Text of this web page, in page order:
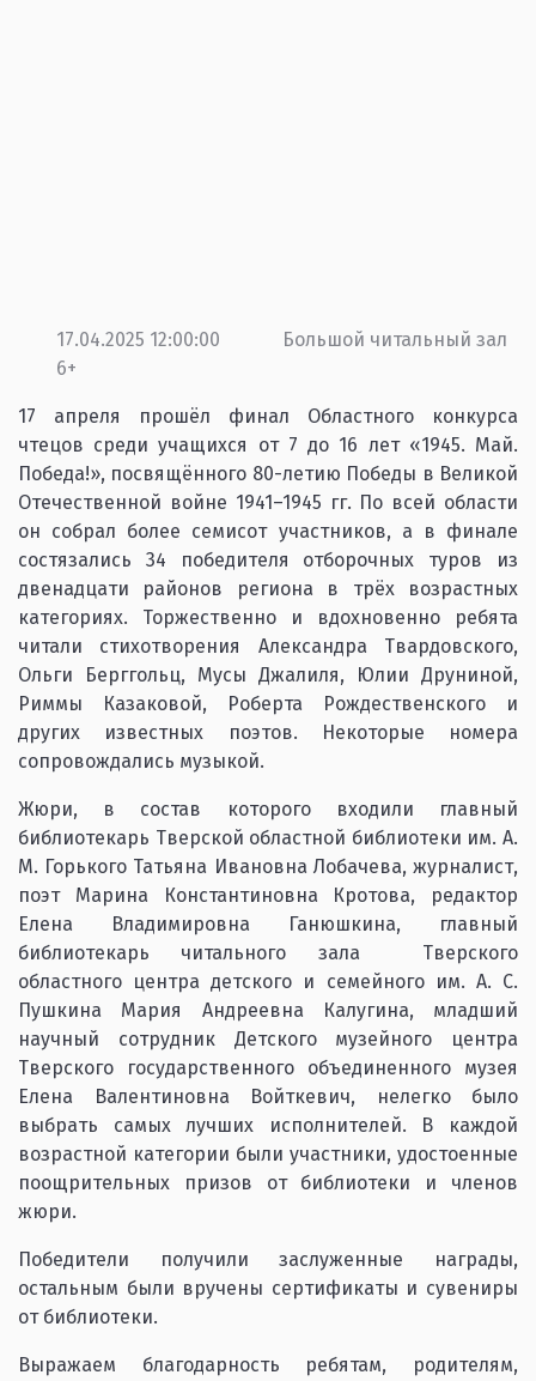
17.04.2025 12:00:00
Большой читальный зал
6+
17 апреля прошёл финал Областного конкурса
чтецов среди учащихся от 7 до 16 лет «1945. Май.
Победа!», посвящённого 80-летию Победы в Великой
Отечественной войне 1941–1945 гг. По всей области
он собрал более семисот участников, а в финале
состязались 34 победителя отборочных туров из
двенадцати районов региона в трёх возрастных
категориях. Торжественно и вдохновенно ребята
читали стихотворения Александра Твардовского,
Ольги Берггольц, Мусы Джалиля, Юлии Друниной,
Риммы Казаковой, Роберта Рождественского и
других известных поэтов. Некоторые номера
сопровождались музыкой.
Жюри, в состав которого входили главный
библиотекарь Тверской областной библиотеки им. А.
М. Горького Татьяна Ивановна Лобачева, журналист,
поэт Марина Константиновна Кротова, редактор
Елена Владимировна Ганюшкина, главный
библиотекарь читального зала Тверского
областного центра детского и семейного им. А. С.
Пушкина Мария Андреевна Калугина, младший
научный сотрудник Детского музейного центра
Тверского государственного объединенного музея
Елена Валентиновна Войткевич, нелегко было
выбрать самых лучших исполнителей. В каждой
возрастной категории были участники, удостоенные
поощрительных призов от библиотеки и членов
жюри.
Победители получили заслуженные награды,
остальным были вручены сертификаты и сувениры
от библиотеки.
Выражаем благодарность ребятам, родителям,